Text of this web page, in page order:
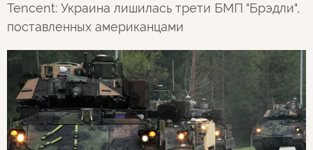
Tencent: Украина лишилась трети БМП "Брэдли",
поставленных американцами